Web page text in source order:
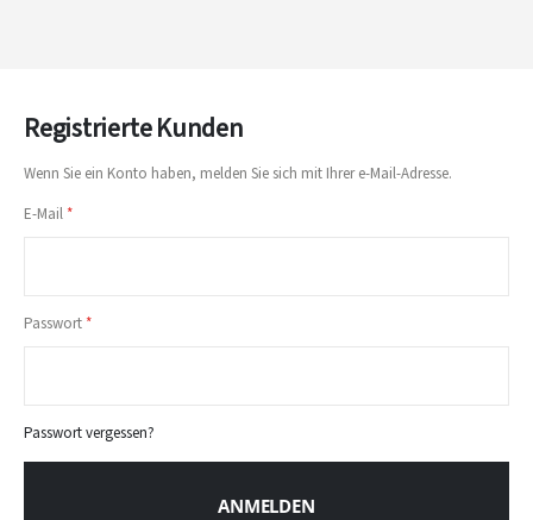
Registrierte Kunden
Wenn Sie ein Konto haben, melden Sie sich mit Ihrer e-Mail-Adresse.
E-Mail
Passwort
Passwort vergessen?
ANMELDEN